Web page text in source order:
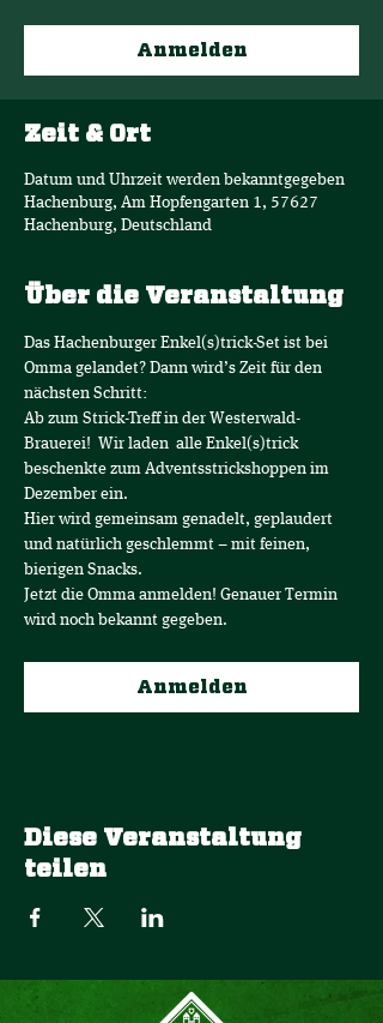
Anmelden
Zeit & Ort
Datum und Uhrzeit werden bekanntgegeben
Hachenburg, Am Hopfengarten 1, 57627
Hachenburg, Deutschland
Über die Veranstaltung
Das Hachenburger Enkel(s)trick-Set ist bei
Omma gelandet? Dann wird’s Zeit für den
nächsten Schritt:
Ab zum Strick-Treff in der Westerwald-
Brauerei!  Wir laden  alle Enkel(s)trick
beschenkte zum Adventsstrickshoppen im
Dezember ein.
Hier wird gemeinsam genadelt, geplaudert
und natürlich geschlemmt – mit feinen,
bierigen Snacks.
Jetzt die Omma anmelden! Genauer Termin
wird noch bekannt gegeben.
Anmelden
Diese Veranstaltung
teilen